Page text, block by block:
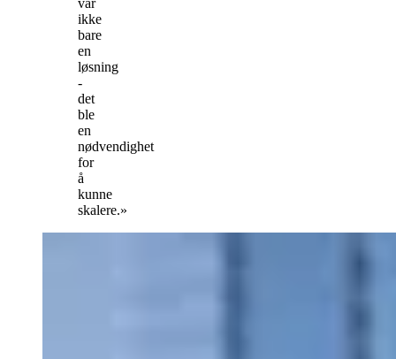
ikke
bare
en
løsning
-
det
ble
en
nødvendighet
for
å
kunne
skalere.»